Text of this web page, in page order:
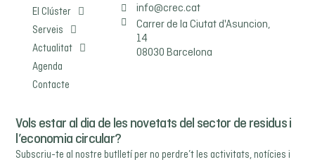
El Clúster
Serveis
Actualitat
Agenda
Contacte
info@crec.cat
Carrer de la Ciutat d'Asuncion,
14
08030 Barcelona
Vols estar al dia de les novetats del sector de residus i
l’economia circular?
Subscriu-te al nostre butlletí per no perdre’t les activitats, notícies i